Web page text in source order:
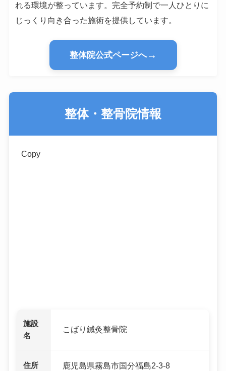
れる環境が整っています。完全予約制で一人ひとりに
じっくり向き合った施術を提供しています。
整体院公式ページへ→
整体・整骨院情報
Copy
施設
名
こばり鍼灸整骨院
住所 鹿児島県霧島市国分福島2-3-8